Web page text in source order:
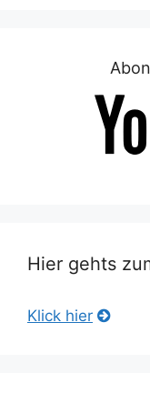
Hier gehts
Klick hier